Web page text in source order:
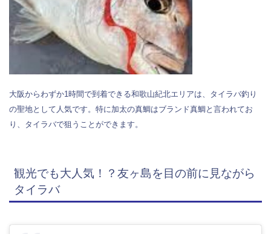
大阪からわずか1時間で到着できる和歌山紀北エリアは、タイラバ釣り
の聖地として人気です。特に加太の真鯛はブランド真鯛と言われてお
り、タイラバで狙うことができます。
観光でも大人気！？友ヶ島を目の前に見ながら
タイラバ